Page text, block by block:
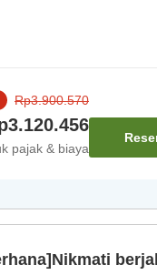
[Kamar saja]
Rp3.900.570
pajak & biaya